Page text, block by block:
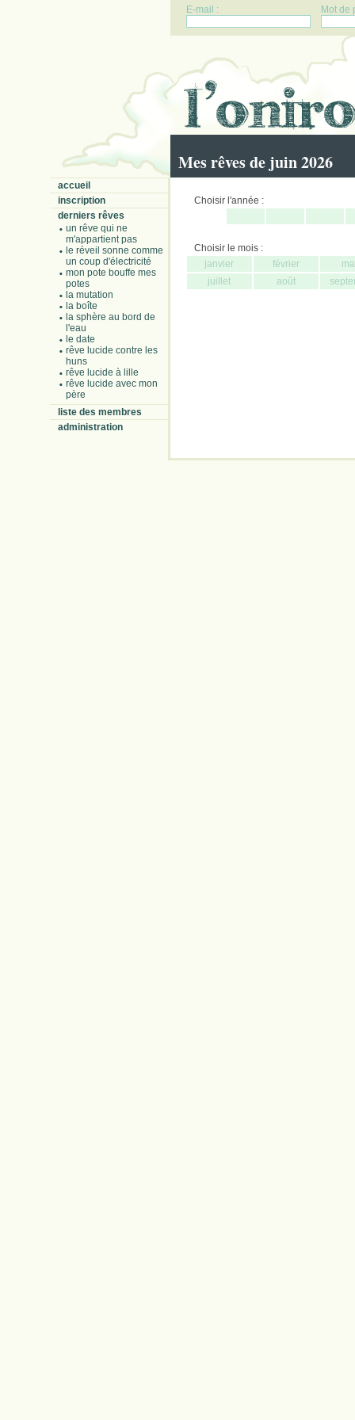
E-mail : Mot de
Mes rêves de juin 2026
accueil
inscription
derniers rêves
un rêve qui ne
m'appartient pas
le réveil sonne comme
un coup d'électricité
mon pote bouffe mes
potes
la mutation
la boîte
la sphère au bord de
l'eau
le date
rêve lucide contre les
huns
rêve lucide à lille
rêve lucide avec mon
père
liste des membres
administration
Choisir l'année :
Choisir le mois :
janvier
février
juillet
août